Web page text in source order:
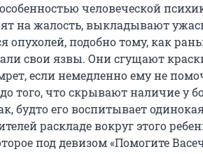
человеческой
на жалость, выкладывают
опухолей, подобно тому, как
свои язвы. Они сгущают
если немедленно ему не
того, что скрывают наличие у
будто его воспитывает
раскладе вокруг этого
под девизом «Помогите